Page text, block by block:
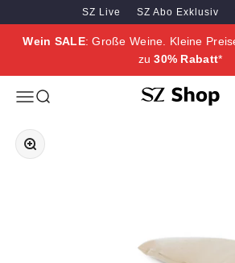
Zum Inhalt springen
Zum Hauptinhalt springen
SZ Live SZ Abo Exklusiv
Wein SALE: Große Weine. Kleine
zu30% Rabatt*
MenüSuche SZ Erleben
Bild vergrößern